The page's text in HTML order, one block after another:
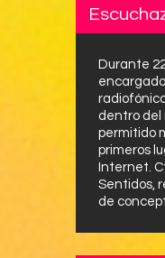
Durante
dentro del
permitido
primeros
Internet.
Sentidos,
de